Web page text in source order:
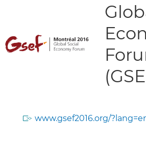
www.gsef2016.org/